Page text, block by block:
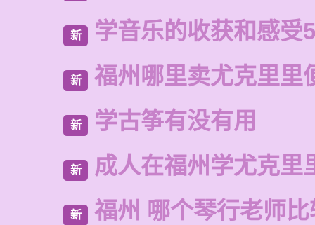
新 学音乐的收获和感受
新 福州哪里卖尤克里里
新 学古筝有没有用
新 成人在福州学尤克里
新 福州 哪个琴行老师